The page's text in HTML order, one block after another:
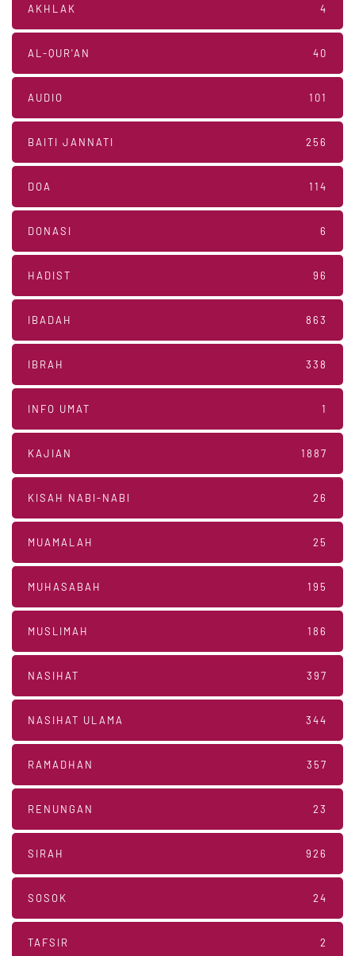
AKHLAK 4
AL-QUR'AN 40
AUDIO 101
BAITI JANNATI 256
DOA 114
DONASI 6
HADIST 96
IBADAH 863
IBRAH 338
INFO UMAT 1
KAJIAN 1887
KISAH NABI-NABI 26
MUAMALAH 25
MUHASABAH 195
MUSLIMAH 186
NASIHAT 397
NASIHAT ULAMA 344
RAMADHAN 357
RENUNGAN 23
SIRAH 926
SOSOK 24
TAFSIR 2